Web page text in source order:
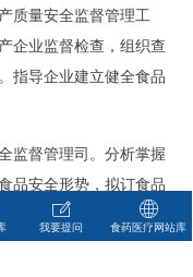
质量安全监督管理工
企业监督检查，组织查
指导企业建立健全食品
监督管理司。分析掌握
品安全形势，拟订食品
销售食用农产品监督管
体责任的制度措施，组
ꂐ
我要提问
ꄓ
食药医疗网站库